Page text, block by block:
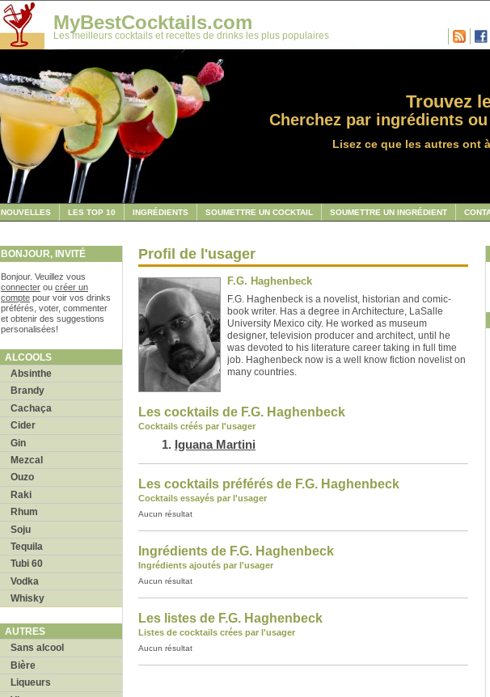
MyBestCocktails.com
Les meilleurs cocktails et recettes de drinks les plus populaires
Trouvez
Cherchez par ingrédients
Lisez ce que les autres ont
NOUVELLES LES TOP 10 INGRÉDIENTS SOUMETTRE UN COCKTAIL SOUMETTRE UN INGRÉDIENT
BONJOUR, INVITÉ
Bonjour. Veuillez vous
connecter ou créer un
compte pour voir vos drinks
préférés, voter, commenter
et obtenir des suggestions
personalisées!
ALCOOLS
Absinthe
Brandy
Cachaça
Cider
Gin
Mezcal
Ouzo
Raki
Rhum
Soju
Tequila
Tubi 60
Vodka
Whisky
AUTRES
Sans alcool
Bière
Liqueurs
Profil de l'usager
F.G. Haghenbeck
F.G. Haghenbeck is a novelist, historian and comic-
book writer. Has a degree in Architecture, LaSalle
University Mexico city. He worked as museum
designer, television producer and architect, until he
was devoted to his literature career taking in full time
job. Haghenbeck now is a well know fiction novelist on
many countries.
Les cocktails de F.G. Haghenbeck
Cocktails créés par l'usager
Iguana Martini
Les cocktails préférés de F.G. Haghenbeck
Cocktails essayés par l'usager
Aucun résultat
Ingrédients de F.G. Haghenbeck
Ingrédients ajoutés par l'usager
Aucun résultat
Les listes de F.G. Haghenbeck
Listes de cocktails crées par l'usager
Aucun résultat